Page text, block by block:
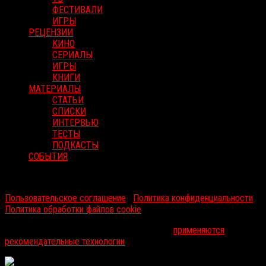
ФЕСТИВАЛИ
ИГРЫ
РЕЦЕНЗИИ
КИНО
СЕРИАЛЫ
ИГРЫ
КНИГИ
МАТЕРИАЛЫ
СТАТЬИ
СПИСКИ
ИНТЕРВЬЮ
ТЕСТЫ
ПОДКАСТЫ
СОБЫТИЯ
Пользовательское соглашение
Политика конфиденциальности
Политика обработки файлов cookie
применяются
рекомендательные технологии